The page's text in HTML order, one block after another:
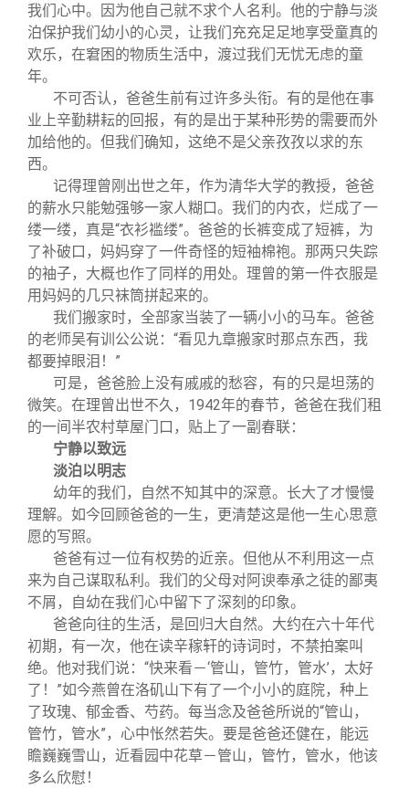
我们心中。因为他自己就不求个人名利。他的宁静与淡
泊保护我们幼小的心灵，让我们充充足足地享受童真的
欢乐，在窘困的物质生活中，渡过我们无忧无虑的童
年。
不可否认，爸爸生前有过许多头衔。有的是他在事
业上辛勤耕耘的回报，有的是出于某种形势的需要而外
加给他的。但我们确知，这绝不是父亲孜孜以求的东
西。
记得理曾刚出世之年，作为清华大学的教授，爸爸
的薪水只能勉强够一家人糊口。我们的内衣，烂成了一
缕一缕，真是“衣衫褴缕”。爸爸的长裤变成了短裤，为
了补破口，妈妈穿了一件奇怪的短袖棉袍。那两只失踪
的袖子，大概也作了同样的用处。理曾的第一件衣服是
用妈妈的几只袜筒拼起来的。
我们搬家时，全部家当装了一辆小小的马车。爸爸
的老师吴有训公公说：“看见九章搬家时那点东西，我
都要掉眼泪！”
可是，爸爸脸上没有戚戚的愁容，有的只是坦荡的
微笑。在理曾出世不久，1942年的春节，爸爸在我们租
的一间半农村草屋门口，贴上了一副春联：
宁静以致远
淡泊以明志
幼年的我们，自然不知其中的深意。长大了才慢慢
理解。如今回顾爸爸的一生，更清楚这是他一生心思意
愿的写照。
爸爸有过一位有权势的近亲。但他从不利用这一点
来为自己谋取私利。我们的父母对阿谀奉承之徒的鄙夷
不屑，自幼在我们心中留下了深刻的印象。
爸爸向往的生活，是回归大自然。大约在六十年代
初期，有一次，他在读辛稼轩的诗词时，不禁拍案叫
绝。他对我们说：“快来看－‘管山，管竹，管水’，太好
了！”如今燕曾在洛矶山下有了一个小小的庭院，种上
了玫瑰、郁金香、芍药。每当念及爸爸所说的“管山，
管竹，管水”，心中怅然若失。要是爸爸还健在，能远
瞻巍巍雪山，近看园中花草－管山，管竹，管水，他该
多么欣慰！